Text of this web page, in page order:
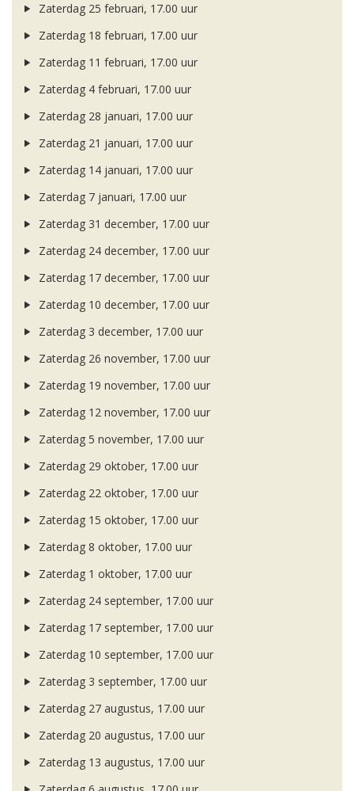
Zaterdag 25 februari, 17.00 uur
Zaterdag 18 februari, 17.00 uur
Zaterdag 11 februari, 17.00 uur
Zaterdag 4 februari, 17.00 uur
Zaterdag 28 januari, 17.00 uur
Zaterdag 21 januari, 17.00 uur
Zaterdag 14 januari, 17.00 uur
Zaterdag 7 januari, 17.00 uur
Zaterdag 31 december, 17.00 uur
Zaterdag 24 december, 17.00 uur
Zaterdag 17 december, 17.00 uur
Zaterdag 10 december, 17.00 uur
Zaterdag 3 december, 17.00 uur
Zaterdag 26 november, 17.00 uur
Zaterdag 19 november, 17.00 uur
Zaterdag 12 november, 17.00 uur
Zaterdag 5 november, 17.00 uur
Zaterdag 29 oktober, 17.00 uur
Zaterdag 22 oktober, 17.00 uur
Zaterdag 15 oktober, 17.00 uur
Zaterdag 8 oktober, 17.00 uur
Zaterdag 1 oktober, 17.00 uur
Zaterdag 24 september, 17.00 uur
Zaterdag 17 september, 17.00 uur
Zaterdag 10 september, 17.00 uur
Zaterdag 3 september, 17.00 uur
Zaterdag 27 augustus, 17.00 uur
Zaterdag 20 augustus, 17.00 uur
Zaterdag 13 augustus, 17.00 uur